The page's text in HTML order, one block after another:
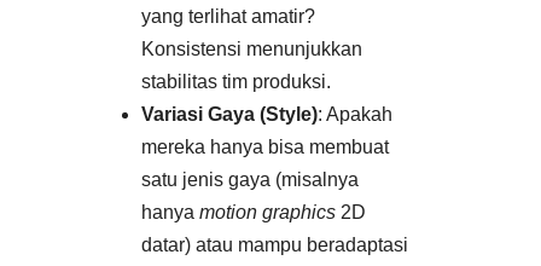
yang terlihat amatir?
Konsistensi menunjukkan
stabilitas tim produksi.
Variasi Gaya (Style): Apakah
mereka hanya bisa membuat
satu jenis gaya (misalnya
hanya motion graphics2D
datar) atau mampu beradaptasi